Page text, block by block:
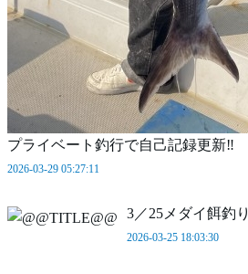
プライベート釣行で自己記録更新‼️
2026-03-29 05:27:11
3／25メダイ餌釣り
2026-03-25 18:03:30